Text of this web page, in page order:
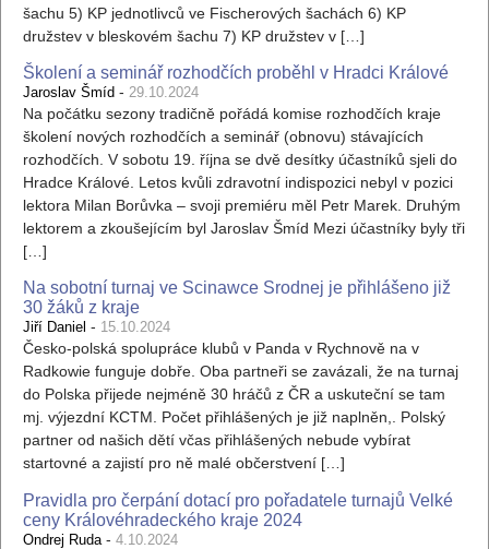
šachu 5) KP jednotlivců ve Fischerových šachách 6) KP
družstev v bleskovém šachu 7) KP družstev v […]
Školení a seminář rozhodčích proběhl v Hradci Králové
Jaroslav Šmíd - 29.10.2024
Na počátku sezony tradičně pořádá komise rozhodčích kraje
školení nových rozhodčích a seminář (obnovu) stávajících
rozhodčích. V sobotu 19. října se dvě desítky účastníků sjeli do
Hradce Králové. Letos kvůli zdravotní indispozici nebyl v pozici
lektora Milan Borůvka – svoji premiéru měl Petr Marek. Druhým
lektorem a zkoušejícím byl Jaroslav Šmíd Mezi účastníky byly tři
[…]
Na sobotní turnaj ve Scinawce Srodnej je přihlášeno již
30 žáků z kraje
Jiří Daniel - 15.10.2024
Česko-polská spolupráce klubů v Panda v Rychnově na v
Radkowie funguje dobře. Oba partneři se zavázali, že na turnaj
do Polska přijede nejméně 30 hráčů z ČR a uskuteční se tam
mj. výjezdní KCTM. Počet přihlášených je již naplněn,. Polský
partner od našich dětí včas přihlášených nebude vybírat
startovné a zajistí pro ně malé občerstvení […]
Pravidla pro čerpání dotací pro pořadatele turnajů Velké
ceny Královéhradeckého kraje 2024
Ondrej Ruda - 4.10.2024